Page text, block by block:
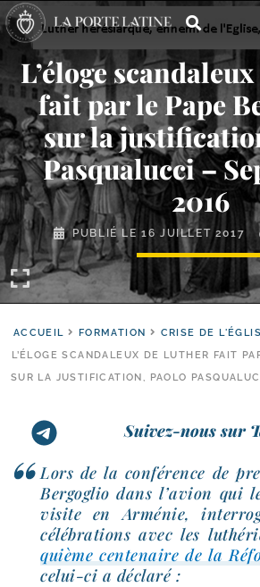
L’éloge
fait par le Pape
sur la
Pasqualucci –
2016
PUBLIÉ LE16 JUILLET 2017
ACCUEIL FORMATION CRISE DE
L’ÉLOGE SCANDALEUX DE LUTHER FAIT
SUR LA JUSTIFICATION, PAOLO
Suivez-nous sur
Lors de la confé­rence de
Bergoglio dans l’a­vion qui
visite en Arménie,
célé­bra­tions avec les
quième cen­te­naire de la
celui-​ci a déclaré :